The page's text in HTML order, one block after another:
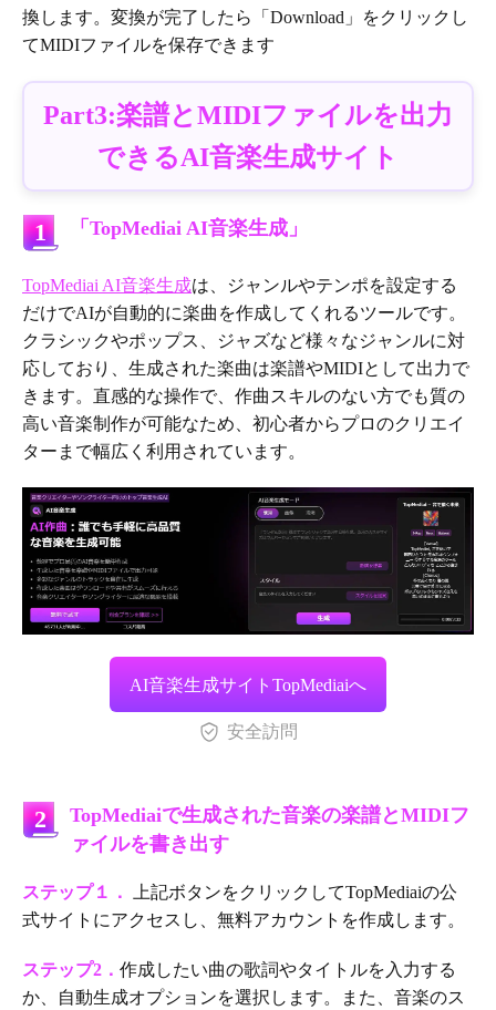
換します。変換が完了したら「Download」をクリックし
てMIDIファイルを保存できます
Part3:楽譜とMIDIファイルを出力
できるAI音楽生成サイト
1 「TopMediai AI音楽生成」
TopMediai AI音楽生成は、ジャンルやテンポを設定する
だけでAIが自動的に楽曲を作成してくれるツールです。
クラシックやポップス、ジャズなど様々なジャンルに対
応しており、生成された楽曲は楽譜やMIDIとして出力で
きます。直感的な操作で、作曲スキルのない方でも質の
高い音楽制作が可能なため、初心者からプロのクリエイ
ターまで幅広く利用されています。
AI音楽生成サイトTopMediaiへ
安全訪問
2
TopMediaiで生成された音楽の楽譜とMIDIフ
ァイルを書き出す
ステップ１．
上記ボタンをクリックしてTopMediaiの公
式サイトにアクセスし、無料アカウントを作成します。
ステップ2． 作成したい曲の歌詞やタイトルを入力する
か、自動生成オプションを選択します。また、音楽のス